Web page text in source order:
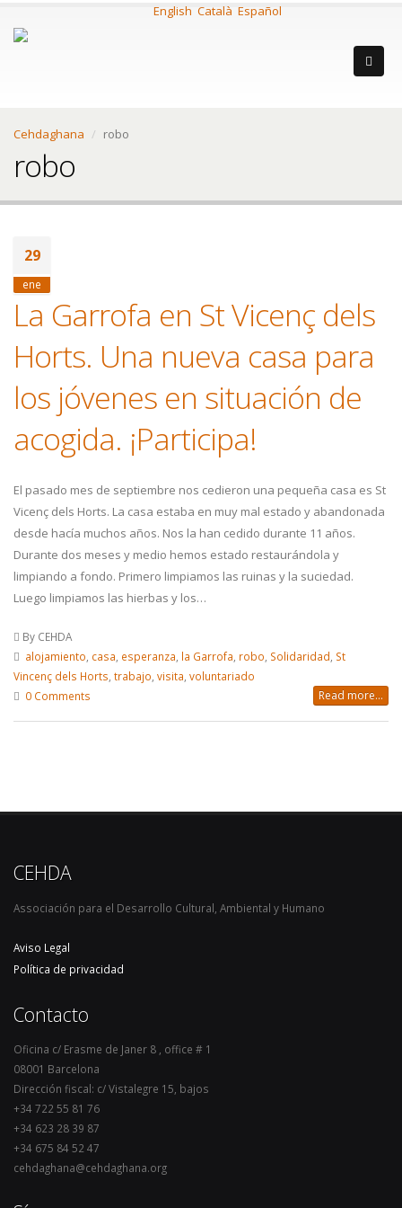
English Català Español
Cehdaghana robo
robo
29
ene
La Garrofa en St Vicenç dels
Horts. Una nueva casa para
los jóvenes en situación de
acogida. ¡Participa!
El pasado mes de septiembre nos cedieron una pequeña casa es St
Vicenç dels Horts. La casa estaba en muy mal estado y abandonada
desde hacía muchos años. Nos la han cedido durante 11 años.
Durante dos meses y medio hemos estado restaurándola y
limpiando a fondo. Primero limpiamos las ruinas y la suciedad.
Luego limpiamos las hierbas y los…
By CEHDA
alojamiento casa esperanza la Garrofa robo Solidaridad St
Vincenç dels Horts trabajo visita voluntariado
0 Comments
Read more...
CEHDA
Associación para el Desarrollo Cultural, Ambiental y Humano
Aviso Legal
Política de privacidad
Contacto
Oficina c/ Erasme de Janer 8 , office # 1
08001 Barcelona
Dirección fiscal: c/ Vistalegre 15, bajos
+34 722 55 81 76
+34 623 28 39 87
+34 675 84 52 47
cehdaghana@cehdaghana.org